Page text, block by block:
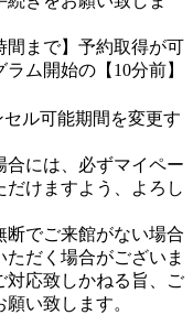
間まで】予約取得が可
ム開始の【10分前】
ル可能期間を変更す
合には、必ずマイペー
だけますよう、よろし
でご来館がない場合
だく場合がございま
対応致しかねる旨、ご
い致します。